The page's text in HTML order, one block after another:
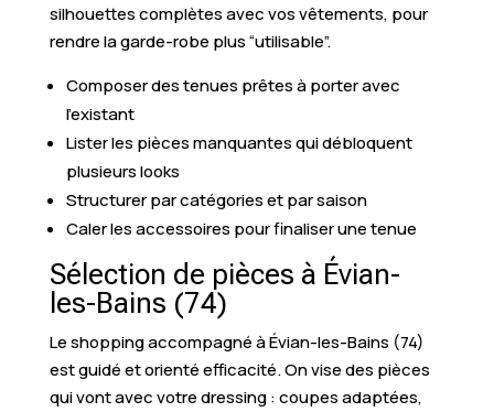
silhouettes complètes avec vos vêtements, pour
rendre la garde-robe plus “utilisable”.
Composer des tenues prêtes à porter avec
l’existant
Lister les pièces manquantes qui débloquent
plusieurs looks
Structurer par catégories et par saison
Caler les accessoires pour finaliser une tenue
Sélection de pièces à Évian-
les-Bains (74)
Le shopping accompagné à Évian-les-Bains (74)
est guidé et orienté efficacité. On vise des pièces
qui vont avec votre dressing : coupes adaptées,